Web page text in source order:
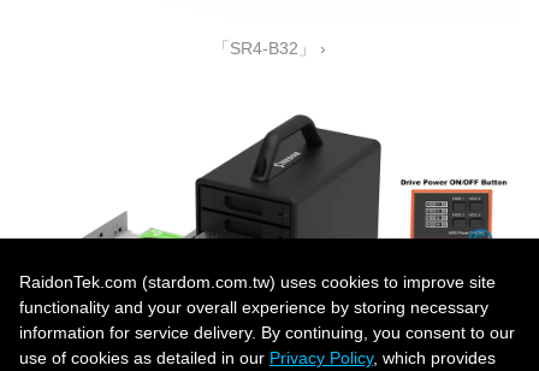
「SR4-B32」 ›
RaidonTek.com (stardom.com.tw) uses cookies to improve site
functionality and your overall experience by storing necessary
information for service delivery. By continuing, you consent to our
use of cookies as detailed in our Privacy Policy, which provides